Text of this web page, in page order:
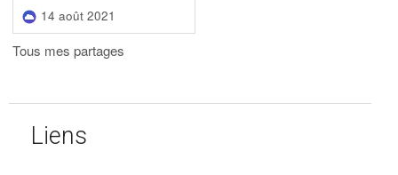
14 août 2021
Tous mes partages
Liens